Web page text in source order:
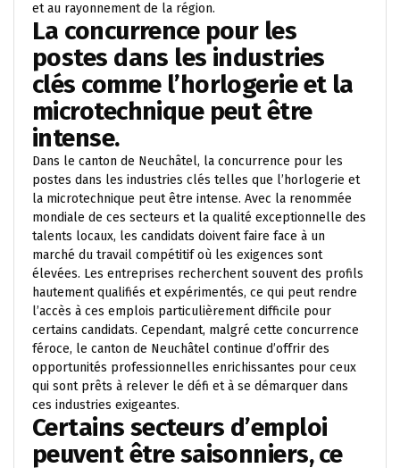
et au rayonnement de la région.
La concurrence pour les
postes dans les industries
clés comme l’horlogerie et la
microtechnique peut être
intense.
Dans le canton de Neuchâtel, la concurrence pour les
postes dans les industries clés telles que l’horlogerie et
la microtechnique peut être intense. Avec la renommée
mondiale de ces secteurs et la qualité exceptionnelle des
talents locaux, les candidats doivent faire face à un
marché du travail compétitif où les exigences sont
élevées. Les entreprises recherchent souvent des profils
hautement qualifiés et expérimentés, ce qui peut rendre
l’accès à ces emplois particulièrement difficile pour
certains candidats. Cependant, malgré cette concurrence
féroce, le canton de Neuchâtel continue d’offrir des
opportunités professionnelles enrichissantes pour ceux
qui sont prêts à relever le défi et à se démarquer dans
ces industries exigeantes.
Certains secteurs d’emploi
peuvent être saisonniers, ce